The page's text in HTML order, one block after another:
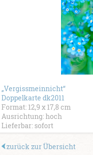
„Vergissmeinnicht“
Doppelkarte dk2011
Format: 12,9 x 17,8 cm
Ausrichtung: hoch
Lieferbar: sofort
zurück zur Übersicht